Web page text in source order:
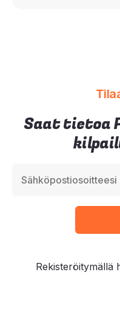
Saat tietoa
Rekisteröitymällä